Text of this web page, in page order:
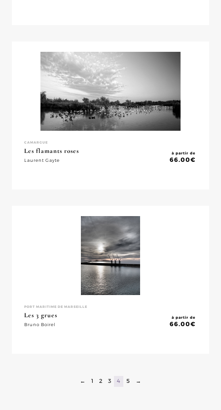
CAMARGUE
Les flamants roses
Laurent Gayte
à partir de
66.00€
PORT MARITIME DE MARSEILLE
Les 3 grues
Bruno Boirel
à partir de
66.00€
← 1 2 3 4 5 →